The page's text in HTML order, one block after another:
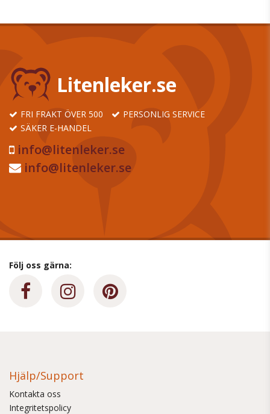
Litenleker.se
FRI FRAKT ÖVER 500
PERSONLIG SERVICE
SÄKER E-HANDEL
info@litenleker.se
info@litenleker.se
Följ oss gärna:
Hjälp/Support
Kontakta oss
Integritetspolicy